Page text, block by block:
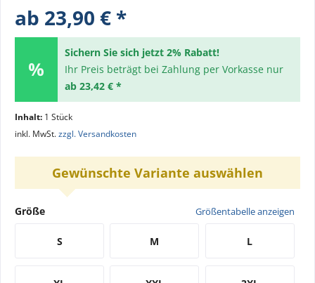
ab 23,90 € *
Sichern Sie sich jetzt 2% Rabatt!
Ihr Preis beträgt bei Zahlung per Vorkasse nur
ab 23,42 € *
Inhalt: 1 Stück
inkl. MwSt.zzgl. Versandkosten
Gewünschte Variante auswählen
Größe Größentabelle anzeigen
S M L